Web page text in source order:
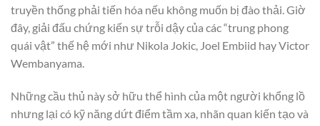
truyền thống phải tiến hóa nếu không muốn bị đào thải. Giờ
đây, giải đấu chứng kiến sự trỗi dậy của các “trung phong
quái vật” thế hệ mới như Nikola Jokic, Joel Embiid hay Victor
Wembanyama.
Những cầu thủ này sở hữu thể hình của một người khổng lồ
nhưng lại có kỹ năng dứt điểm tầm xa, nhãn quan kiến tạo và